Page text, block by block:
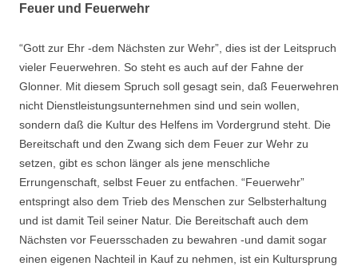
Feuer und Feuerwehr
“Gott zur Ehr -dem Nächsten zur Wehr”, dies ist der Leitspruch
vieler Feuerwehren. So steht es auch auf der Fahne der
Glonner. Mit diesem Spruch soll gesagt sein, daß Feuer­wehren
nicht Dienstleistungsunternehmen sind und sein wollen,
sondern daß die Kultur des Helfens im Vordergrund steht. Die
Bereitschaft und den Zwang sich dem Feuer zur Wehr zu
setzen, gibt es schon länger als jene menschliche
Errungenschaft, selbst Feuer zu entfachen. “Feuerwehr”
entspringt also dem Trieb des Menschen zur Selbsterhaltung
und ist damit Teil seiner Natur. Die Bereit­schaft auch dem
Nächsten vor Feuersschaden zu bewahren -und damit sogar
einen eigenen Nachteil in Kauf zu nehmen, ist ein Kultursprung